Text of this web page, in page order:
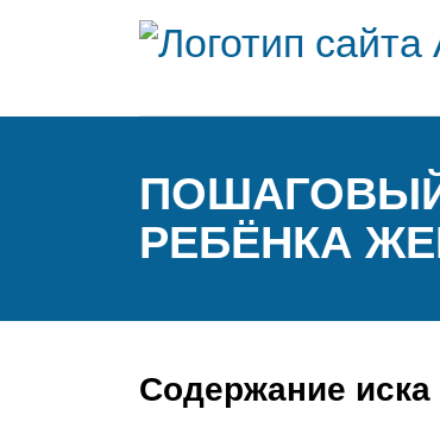
РЕБЁНКА
Содержание иска